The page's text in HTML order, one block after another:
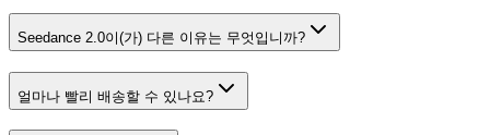
Seedance 2.0이(가) 다른 이유는 무엇입니까?
얼마나 빨리 배송할 수 있나요?